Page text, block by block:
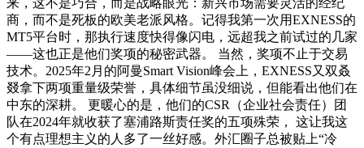
来，这不是巧合，而是战略眼光：新兴市场需要灵活的经纪
商，而不是死板的欧美老派风格。记得我第一次用EXNESS的
MT5平台时，那执行速度快得像闪电，远超我之前试过的几家
——这也正是他们奖项的秘密武器。 当然，奖项不止于交易
技术。2025年2月的阿曼Smart Vision峰会上，EXNESS又双叒
叕拿下两项重量级荣誉，具体细节虽没细说，但能看出他们在
中东的深耕。 更暖心的是，他们的CSR（企业社会责任）团
队在2024年就收获了塞浦路斯责任奖的五项殊荣， 这让我这
个有点理想主义的人多了一丝好感。外汇圈子总被贴上“冷